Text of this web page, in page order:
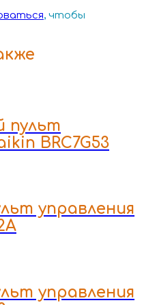
, чтобы
пульт
BRC7G53
управления
управления